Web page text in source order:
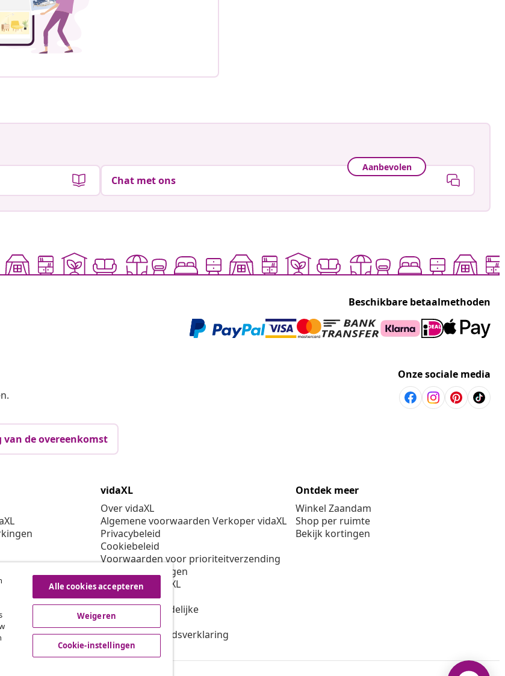
Aanbevolen
Chat met ons
Beschikbare betaalmethoden
Onze sociale media
van de overeenkomst
vidaXL
Over vidaXL
Algemene voorwaarden Verkoper vidaXL
Privacybeleid
Cookiebeleid
Voorwaarden voor prioriteitverzending
Cookie-instellingen
Werken bij vidaXL
Veiligheid
EU verantwoordelijke
Beleid voor EPR
Toegankelijkheidsverklaring
Ontdek meer
Winkel Zaandam
Shop per ruimte
Bekijk kortingen
Alle cookies accepteren
Weigeren
Cookie-instellingen